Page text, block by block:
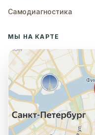
Самодиагностика
МЫ НА КАРТЕ